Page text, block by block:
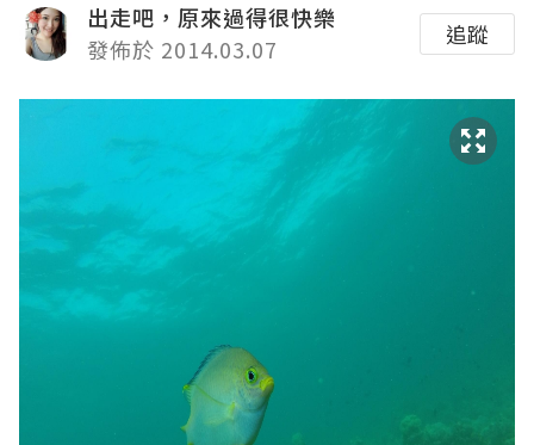
出走吧，原來過得很快樂
發佈於 2014.03.07
追蹤